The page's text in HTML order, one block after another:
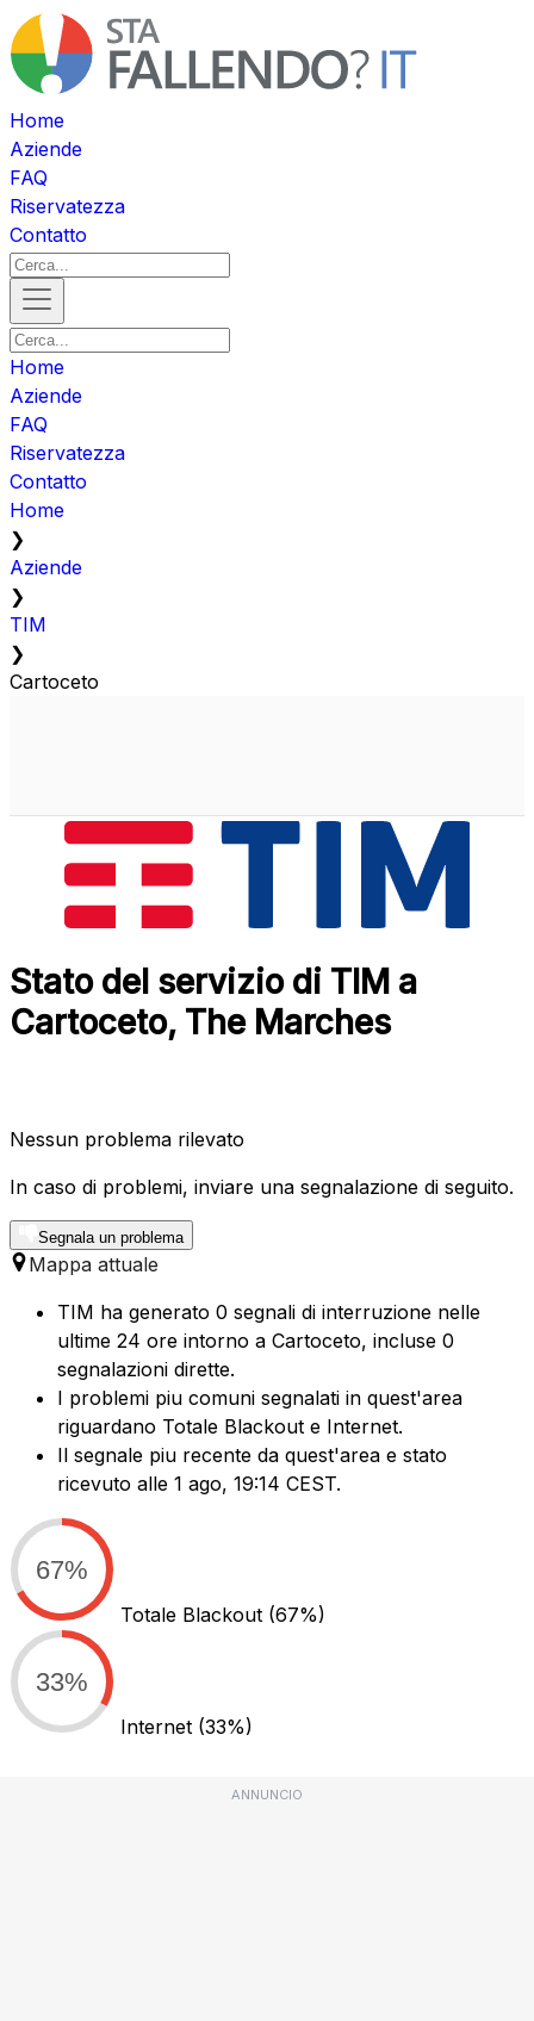
Home
Aziende
FAQ
Riservatezza
Contatto
Home
Aziende
FAQ
Riservatezza
Contatto
Home
❯
Aziende
❯
TIM
❯
Cartoceto
Stato del servizio di TIM a
Cartoceto, The Marches
Nessun problema rilevato
In caso di problemi, inviare una segnalazione di seguito.
Segnala un problema
Mappa attuale
TIM ha generato 0 segnali di interruzione nelle
ultime 24 ore intorno a Cartoceto, incluse 0
segnalazioni dirette.
I problemi piu comuni segnalati in quest'area
riguardano Totale Blackout e Internet.
Il segnale piu recente da quest'area e stato
ricevuto alle 1 ago, 19:14 CEST.
67%
Totale Blackout (67%)
33%
Internet (33%)
ANNUNCIO